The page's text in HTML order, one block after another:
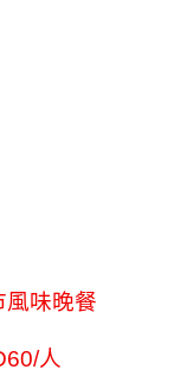
風味晚餐
人